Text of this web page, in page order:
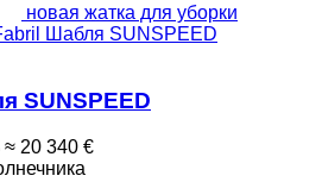
новая жатка для уборки
Шабля SUNSPEED
SUNSPEED
≈ 20 340 €